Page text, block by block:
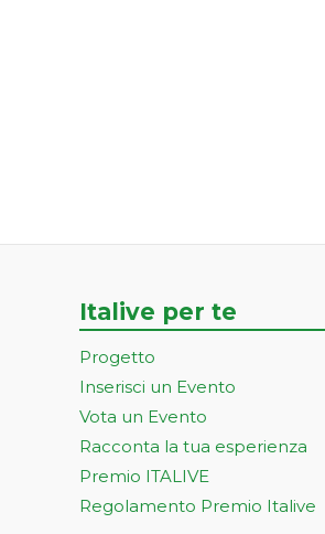
Italive per te
Progetto
Inserisci un Evento
Vota un Evento
Racconta la tua esperienza
Premio ITALIVE
Regolamento Premio Italive